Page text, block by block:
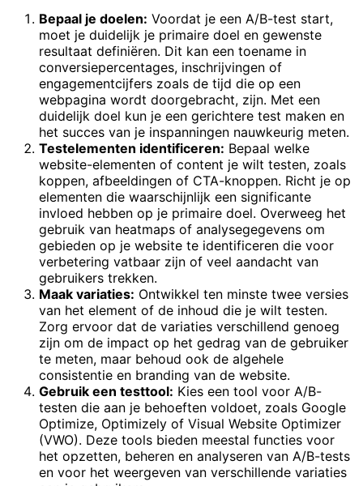
Bepaal je doelen: Voordat je een A/B-test start,
moet je duidelijk je primaire doel en gewenste
resultaat definiëren. Dit kan een toename in
conversiepercentages, inschrijvingen of
engagementcijfers zoals de tijd die op een
webpagina wordt doorgebracht, zijn. Met een
duidelijk doel kun je een gerichtere test maken en
het succes van je inspanningen nauwkeurig meten.
Testelementen identificeren: Bepaal welke
website-elementen of content je wilt testen, zoals
koppen, afbeeldingen of CTA-knoppen. Richt je op
elementen die waarschijnlijk een significante
invloed hebben op je primaire doel. Overweeg het
gebruik van heatmaps of analysegegevens om
gebieden op je website te identificeren die voor
verbetering vatbaar zijn of veel aandacht van
gebruikers trekken.
Maak variaties: Ontwikkel ten minste twee versies
van het element of de inhoud die je wilt testen.
Zorg ervoor dat de variaties verschillend genoeg
zijn om de impact op het gedrag van de gebruiker
te meten, maar behoud ook de algehele
consistentie en branding van de website.
Gebruik een testtool: Kies een tool voor A/B-
testen die aan je behoeften voldoet, zoals Google
Optimize, Optimizely of Visual Website Optimizer
(VWO). Deze tools bieden meestal functies voor
het opzetten, beheren en analyseren van A/B-tests
en voor het weergeven van verschillende variaties